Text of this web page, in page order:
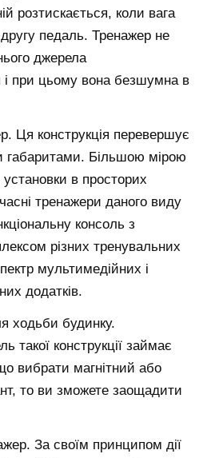
розтискається, коли вага
педаль. Тренажер не
джерела
і при цьому вона безшумна в
Ця конструкція перевершує
габаритами. Більшою мірою
в просторих
тренажери даного виду
консоль з
різних тренувальних
мультимедійних і
додатків.
ходьби будинку.
такої конструкції займає
вибрати магнітний або
то ви зможете заощадити
За своїм принципом дії